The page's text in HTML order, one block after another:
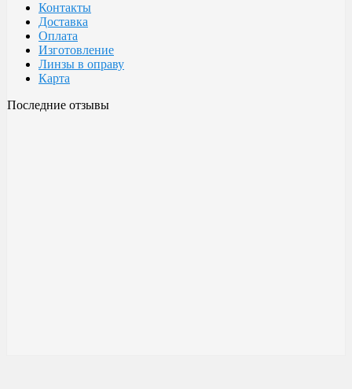
Контакты
Доставка
Оплата
Изготовление
Линзы в оправу
Карта
Последние отзывы